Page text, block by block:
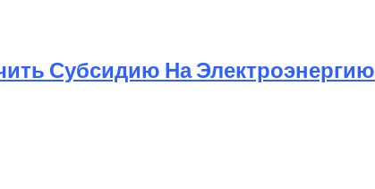
Субсидию На Электроэнергию